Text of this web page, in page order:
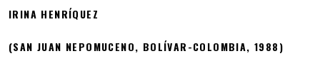
IRINA HENRÍQUEZ
(SAN JUAN NEPOMUCENO, BOLÍVAR-COLOMBIA, 1988)